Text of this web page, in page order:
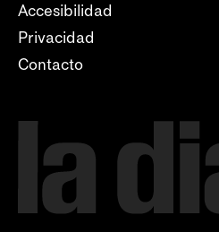
Accesibilidad
Privacidad
Contacto